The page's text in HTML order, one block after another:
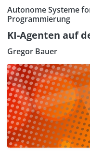
Autonome Systeme
Programmierung
KI-Agenten auf
Gregor Bauer